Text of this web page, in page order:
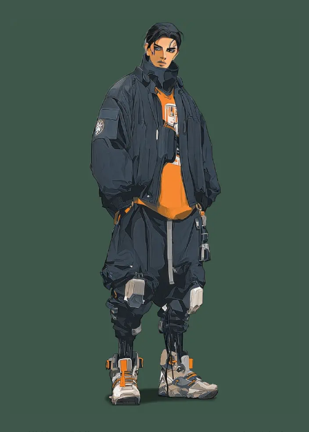
実装/開発
EC
データ戦略
設計
デジタル
マーケティング